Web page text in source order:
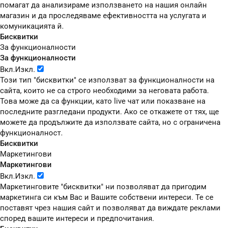
помагат да анализираме използването на нашия онлайн
магазин и да проследяваме ефективността на услугата и
комуникацията й.
Бисквитки
За функционалности
За функционалности
Вкл.Изкл.
Този тип "бисквитки" се използват за функционалности на
сайта, които не са строго необходими за неговата работа.
Това може да са функции, като live чат или показване на
последните разгледани продукти. Ако се откажете от тях, ще
можете да продължите да използвате сайта, но с ограничена
функционалност.
Бисквитки
Маркетингови
Маркетингови
Вкл.Изкл.
Маркетинговите "бисквитки" ни позволяват да пригодим
маркетинга си към Вас и Вашите собствени интереси. Те се
поставят чрез нашия сайт и позволяват да виждате реклами
според вашите интереси и предпочитания.